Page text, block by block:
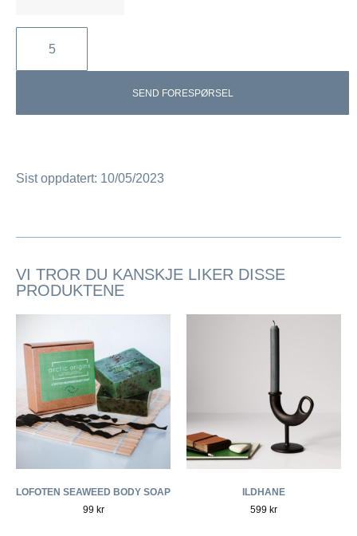
SEND FORESPØRSEL
Sist oppdatert: 10/05/2023
VI TROR DU KANSKJE LIKER DISSE
PRODUKTENE
LOFOTEN SEAWEED BODY SOAP
99 kr
ILDHANE
599 kr